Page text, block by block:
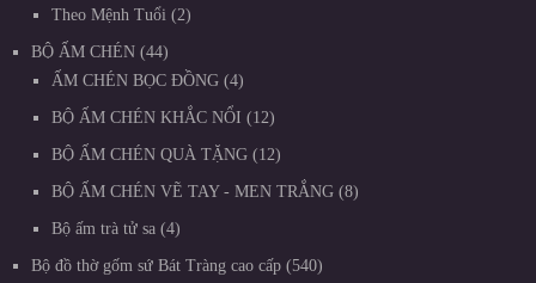
Theo Mệnh Tuổi 2
BỘ ẤM CHÉN
44
ẤM CHÉN BỌC ĐỒNG
4
BỘ ẤM CHÉN KHẮC NỔI 12
BỘ ẤM CHÉN QUÀ TẶNG 12
BỘ ẤM CHÉN VẼ TAY - MEN TRẮNG 8
Bộ ấm trà tử sa 4
Bộ đồ thờ gốm sứ Bát Tràng cao cấp
540